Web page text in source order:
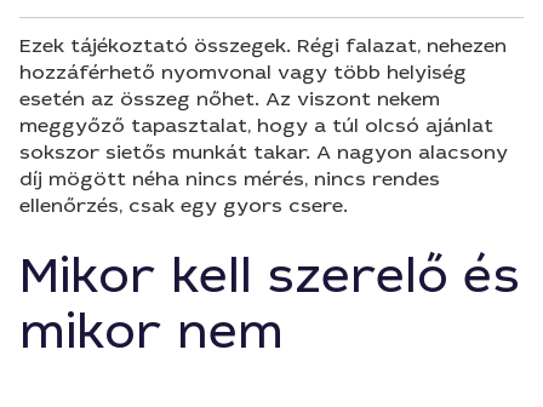
Ezek tájékoztató összegek. Régi falazat, nehezen
hozzáférhető nyomvonal vagy több helyiség
esetén az összeg nőhet. Az viszont nekem
meggyőző tapasztalat, hogy a túl olcsó ajánlat
sokszor sietős munkát takar. A nagyon alacsony
díj mögött néha nincs mérés, nincs rendes
ellenőrzés, csak egy gyors csere.
Mikor kell szerelő és
mikor nem